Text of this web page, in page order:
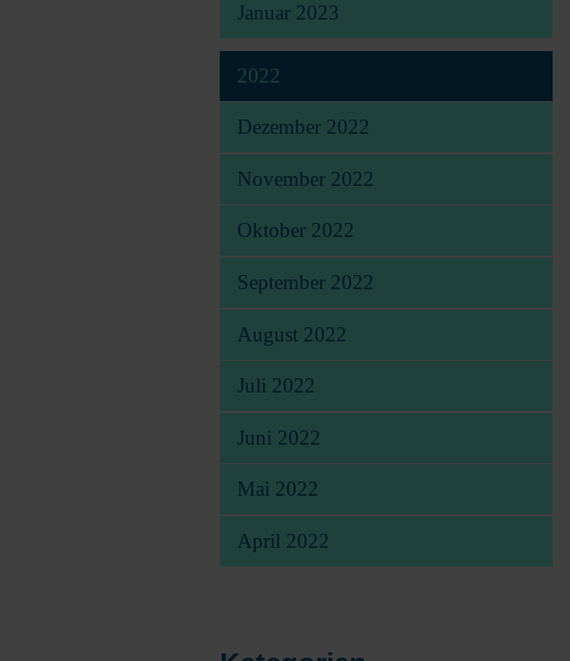
Januar 2023
2022
Dezember 2022
November 2022
Oktober 2022
September 2022
August 2022
Juli 2022
Juni 2022
Mai 2022
April 2022